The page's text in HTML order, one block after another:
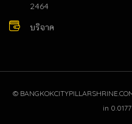
2464
บริจาค
©
in